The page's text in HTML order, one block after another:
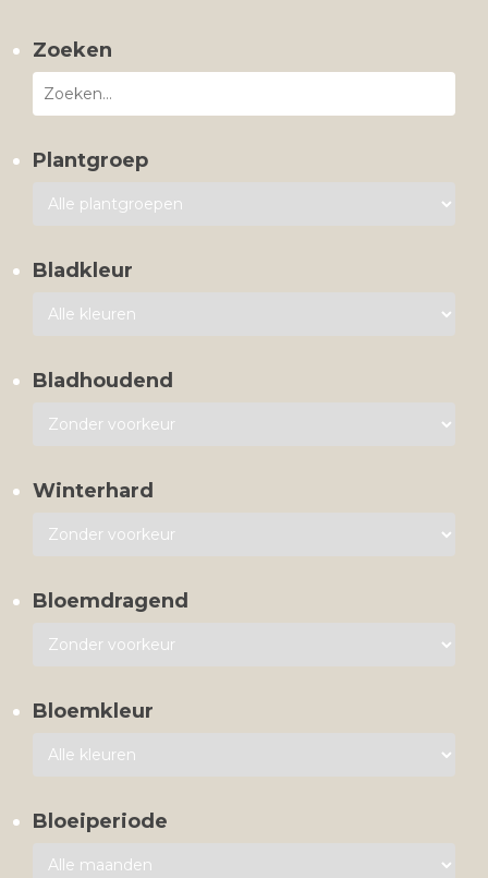
Zoeken
Plantgroep
Bladkleur
Bladhoudend
Winterhard
Bloemdragend
Bloemkleur
Bloeiperiode